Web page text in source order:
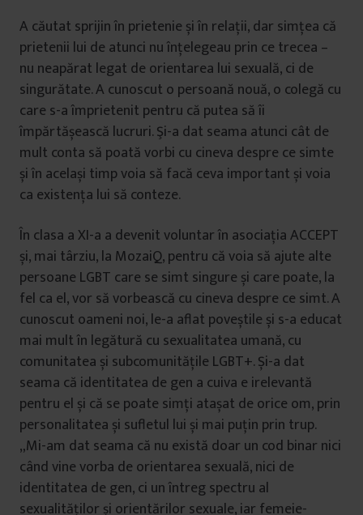
A căutat sprijin în prietenie și în relații, dar simțea că
prietenii lui de atunci nu înțelegeau prin ce trecea –
nu neapărat legat de orientarea lui sexuală, ci de
singurătate. A cunoscut o persoană nouă, o colegă cu
care s-a împrietenit pentru că putea să îi
împărtășească lucruri. Şi-a dat seama atunci cât de
mult conta să poată vorbi cu cineva despre ce simte
și în același timp voia să facă ceva important și voia
ca existența lui să conteze.
În clasa a XI-a a devenit voluntar în asociația ACCEPT
și, mai târziu, la MozaiQ, pentru că voia să ajute alte
persoane LGBT care se simt singure și care poate, la
fel ca el, vor să vorbească cu cineva despre ce simt. A
cunoscut oameni noi, le-a aflat poveștile și s-a educat
mai mult în legătură cu sexualitatea umană, cu
comunitatea și subcomunitățile LGBT+. Și-a dat
seama că identitatea de gen a cuiva e irelevantă
pentru el și că se poate simți atașat de orice om, prin
personalitatea și sufletul lui și mai puțin prin trup.
„Mi-am dat seama că nu există doar un cod binar nici
când vine vorba de orientarea sexuală, nici de
identitatea de gen, ci un întreg spectru al
sexualităților și orientărilor sexuale, iar femeie-